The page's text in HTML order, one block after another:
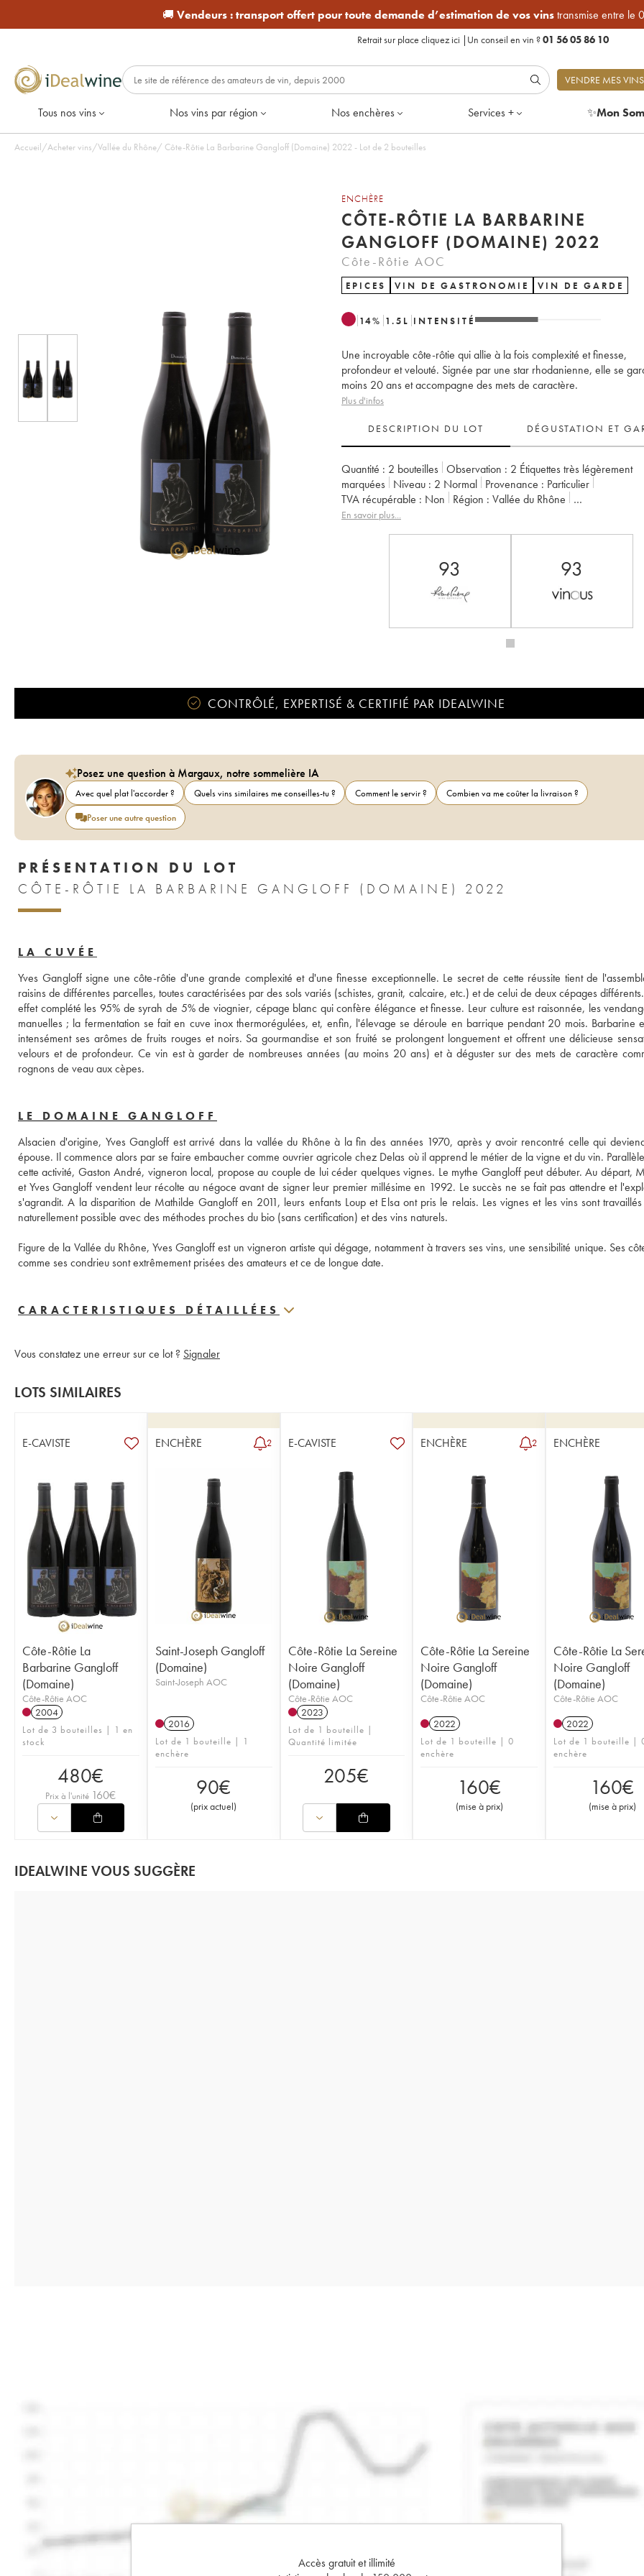
🚚 Vendeurs :transport offert pour toute demande d’estimation de vos vinstransmise entre le
Retrait sur place cliquez ici | Un conseil en vin ?01 56 05 86 10
VENDRE MES VINS
Tous nos vins Nos vins par région Nos enchères Services + ✨Mon
Accueil/Acheter vins/Vallée du Rhône/ Côte-Rôtie La Barbarine Gangloff (Domaine) 2022 - Lot de 2 bouteilles
ENCHÈRE
CÔTE-RÔTIE LA BARBARINE
GANGLOFF (DOMAINE) 2022
Côte-Rôtie AOC
EPICES VIN DE GASTRONOMIE VIN DE GARDE
14% 1.5 L INTENSITÉ
Une incroyable côte-rôtie qui allie à la fois complexité et finesse,
profondeur et velouté. Signée par une star rhodanienne, elle se
moins 20 ans et accompagne des mets de caractère.
Plus d'infos
DESCRIPTION DU LOT DÉGUSTATION ET
Quantité : 2 bouteilles Observation : 2 Étiquettes très légèrement
marquées
Niveau : 2 Normal Provenance : particulier
TVA récupérable :
non Région :
Vallée du Rhône
Appellation :
En savoir plus...
93 93
CONTRÔLÉ, EXPERTISÉ & CERTIFIÉ PAR IDEALWINE
Posez une question à Margaux, notre sommelière IA
Avec quel plat l'accorder ? Quels vins similaires me conseilles-tu ? Comment le servir ?
Combien va me coûter la livraison ?
Poser une autre question
PRÉSENTATION DU LOT
CÔTE-RÔTIE LA BARBARINE GANGLOFF (DOMAINE) 2022
LA CUVÉE
Yves Gangloff signe une côte-rôtie d'une grande complexité et d'une finesse exceptionnelle. Le secret de cette réussite tient de
raisins de différentes parcelles, toutes caractérisées par des sols variés (schistes, granit, calcaire, etc.) et de celui de deux cépages
effet complété les 95% de syrah de 5% de viognier, cépage blanc qui confère élégance et finesse. Leur culture est raisonnée, les
manuelles ; la fermentation se fait en cuve inox thermorégulées, et, enfin, l'élevage se déroule en barrique pendant 20 mois. Barbarine
intensément ses arômes de fruits rouges et noirs. Sa gourmandise et son fruité se prolongent longuement et offrent une délicieuse
velours et de profondeur. Ce vin est à garder de nombreuses années (au moins 20 ans) et à déguster sur des mets de caractère
rognons de veau aux cèpes.
LE DOMAINE GANGLOFF
Alsacien d'origine, Yves Gangloff est arrivé dans la vallée du Rhône à la fin des années 1970, après y avoir rencontré celle qui
épouse. Il commence alors par se faire embaucher comme ouvrier agricole chez Delas où il apprend le métier de la vigne et du vin.
cette activité, Gaston André, vigneron local, propose au couple de lui céder quelques vignes. Le mythe Gangloff peut débuter. Au départ,
et Yves Gangloff vendent leur récolte au négoce avant de signer leur premier millésime en 1992. Le succès ne se fait pas attendre et
s'agrandit. A la disparition de Mathilde Gangloff en 2011, leurs enfants Loup et Elsa ont pris le relais. Les vignes et les vins sont
naturellement possible avec des méthodes proches du bio (sans certification) et des vins naturels.
Figure de la Vallée du Rhône, Yves Gangloff est un vigneron artiste qui dégage, notamment à travers ses vins, une sensibilité unique. Ses
comme ses condrieu sont extrêmement prisées des amateurs et ce de longue date.
CARACTERISTIQUES DÉTAILLÉES
Vous constatez une erreur sur ce lot ? Signaler
LOTS SIMILAIRES
E-CAVISTE
Côte-Rôtie La
Barbarine Gangloff
(Domaine)
Côte-Rôtie AOC
2004
Lot de 3 bouteilles | 1 en
stock
480€
Prix à l'unité 160€
ENCHÈRE 2
Saint-Joseph Gangloff
(Domaine)
Saint-Joseph AOC
2016
Lot de 1 bouteille | 1
enchère
90€
(prix actuel)
E-CAVISTE
Côte-Rôtie La Sereine
Noire Gangloff
(Domaine)
Côte-Rôtie AOC
2023
Lot de 1 bouteille |
Quantité limitée
205€
ENCHÈRE 2
Côte-Rôtie La Sereine
Noire Gangloff
(Domaine)
Côte-Rôtie AOC
2022
Lot de 1 bouteille | 0
enchère
160€
(mise à prix)
ENCHÈRE
Côte-Rôtie La
Noire Gangloff
(Domaine)
Côte-Rôtie AOC
2022
Lot de 1 bouteille |
enchère
160€
(mise à prix)
IDEALWINE VOUS SUGGÈRE
Accès gratuit et illimité